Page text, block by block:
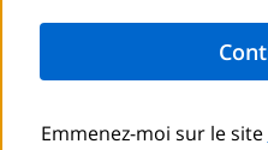
Emmenez-moi sur le site
Confidentialité